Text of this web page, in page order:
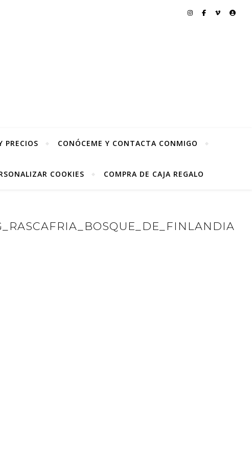
PRECIOS CONÓCEME Y CONTACTA CONMIGO
COOKIES COMPRA DE CAJA REGALO